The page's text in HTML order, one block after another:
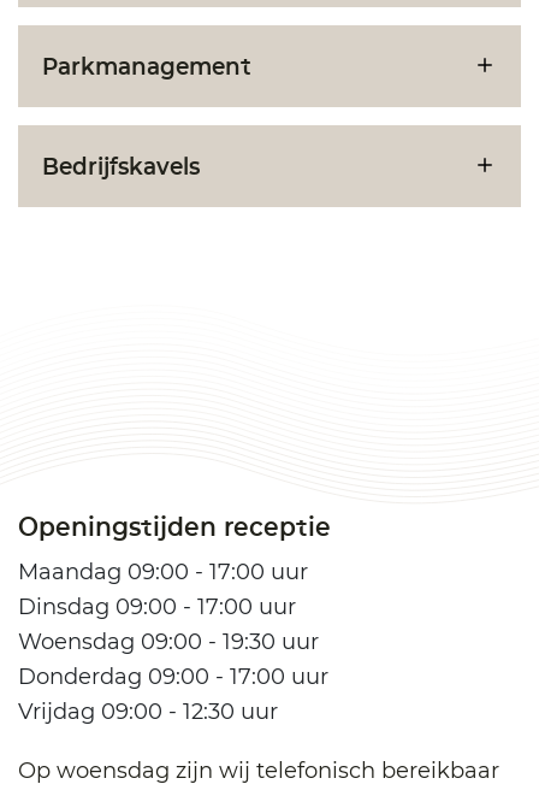
Parkmanagement
Bedrijfskavels
Openingstijden receptie
Maandag 09:00 - 17:00 uur
Dinsdag 09:00 - 17:00 uur
Woensdag 09:00 - 19:30 uur
Donderdag 09:00 - 17:00 uur
Vrijdag 09:00 - 12:30 uur
Op woensdag zijn wij telefonisch bereikbaar